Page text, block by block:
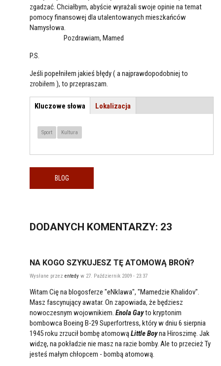
zgadzać. Chciałbym, abyście wyrażali swoje opinie na temat
pomocy finansowej dla utalentowanych mieszkańców
Namysłowa.
Pozdrawiam, Mamed
P.S.
Jeśli popełniłem jakieś błędy ( a najprawdopodobniej to
zrobiłem ), to przepraszam.
TEMAT / LOKALIZACJA
Kluczowe słowa (aktywna
karta)
Lokalizacja
Sport Kultura
BLOG
DODANYCH KOMENTARZY: 23
NA KOGO SZYKUJESZ TĘ ATOMOWĄ BROŃ?
Wysłane przez entedy w 27. Październik 2009 - 23:37
Witam Cię na blogosferze "eNklawa", "Mamedzie Khalidov".
Masz fascynujący awatar. On zapowiada, że będziesz
nowoczesnym wojownikiem. Enola Gayto kryptonim
bombowca Boeing B-29 Superfortress, który w dniu 6 sierpnia
1945 roku zrzucił bombę atomowąLittle Boyna Hiroszimę. Jak
widzę, na pokładzie nie masz na razie bomby. Ale to przecież Ty
jesteś małym chłopcem - bombą atomową.